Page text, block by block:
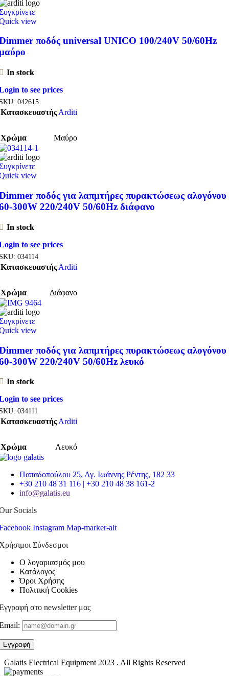
view
ποδός universal UNICO 100/240V 50/60Hz
In stock
to see prices
042615
ΚατασκευαστήςArditi
Χρώμα Μαύρο
view
ποδός για λαπμτήρες πυρακτώσεως αλογόνου
300W 220/240V 50/60Hz διάφανο
In stock
to see prices
034114
ΚατασκευαστήςArditi
Χρώμα Διάφανο
view
ποδός για λαπμτήρες πυρακτώσεως αλογόνου
300W 220/240V 50/60Hz λευκό
In stock
to see prices
034111
ΚατασκευαστήςArditi
Χρώμα Λευκό
Παπαδοπούλου 25, Αγ. Ιωάννης Ρέντης, 182 33
+30 210 48 31 116 | +30 210 48 38 161-2
info@galatis.eu
Socials
Instagram Map-marker-alt
Σύνδεσμοι
Ο λογαριασμός μου
Κατάλογος
Όροι Χρήσης
Πολιτική Cookies
στο newsletter μας
Galatis Electrical Equipment2023 . All Rights Reserved